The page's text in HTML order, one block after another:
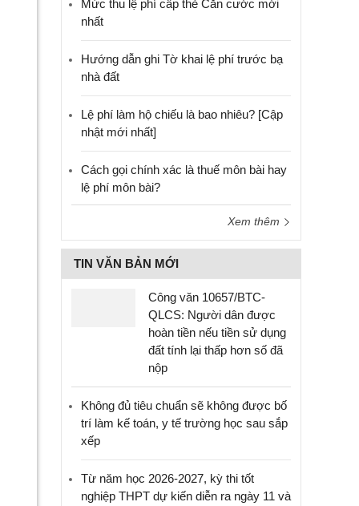
Mức thu lệ phí cấp thẻ Căn cước mới
nhất
Hướng dẫn ghi Tờ khai lệ phí trước bạ
nhà đất
Lệ phí làm hộ chiếu là bao nhiêu? [Cập
nhật mới nhất]
Cách gọi chính xác là thuế môn bài hay
lệ phí môn bài?
Xem thêm
TIN VĂN BẢN MỚI
Công văn 10657/BTC-
QLCS: Người dân được
hoàn tiền nếu tiền sử dụng
đất tính lại thấp hơn số đã
nộp
Không đủ tiêu chuẩn sẽ không được bố
trí làm kế toán, y tế trường học sau sắp
xếp
Từ năm học 2026-2027, kỳ thi tốt
nghiệp THPT dự kiến diễn ra ngày 11 và